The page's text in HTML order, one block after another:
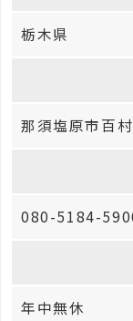
栃木県
那須塩原市百
080-5184-
年中無休